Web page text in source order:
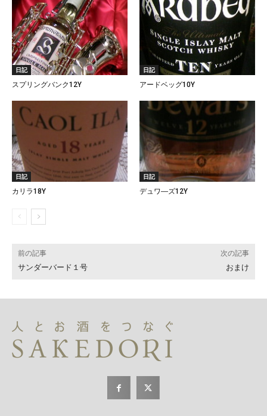
日記
スプリングバンク12Y
日記
アードベッグ10Y
日記
カリラ18Y
日記
デュワ―ズ12Y
前の記事
サンダーバード１号
次の記事
おまけ